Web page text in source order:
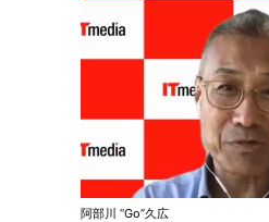
阿部川 “Go”久広